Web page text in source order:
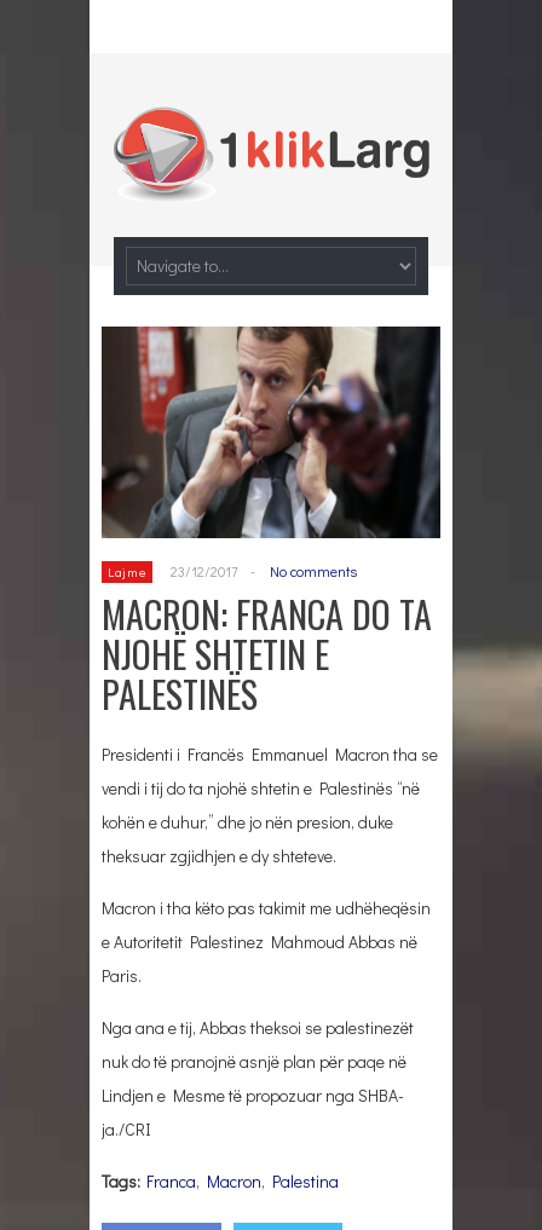
Lajme 23/12/2017 - No comments
MACRON: FRANCA DO TA
NJOHË SHTETIN E
PALESTINËS
Presidenti i Francës Emmanuel Macron tha se
vendi i tij do ta njohë shtetin e Palestinës “në
kohën e duhur,” dhe jo nën presion, duke
theksuar zgjidhjen e dy shteteve.
Macron i tha këto pas takimit me udhëheqësin
e Autoritetit Palestinez Mahmoud Abbas në
Paris.
Nga ana e tij, Abbas theksoi se palestinezët
nuk do të pranojnë asnjë plan për paqe në
Lindjen e Mesme të propozuar nga SHBA-
ja./CRI
Tags: Franca, Macron, Palestina